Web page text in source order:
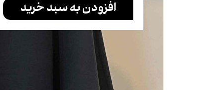
افزودن به سبد خرید